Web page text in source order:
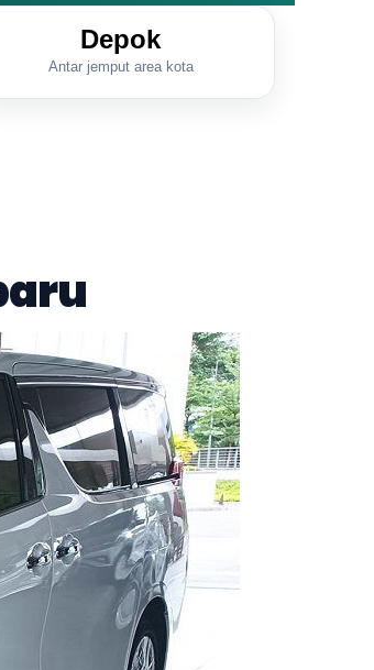
Depok
Antar jemput area kota